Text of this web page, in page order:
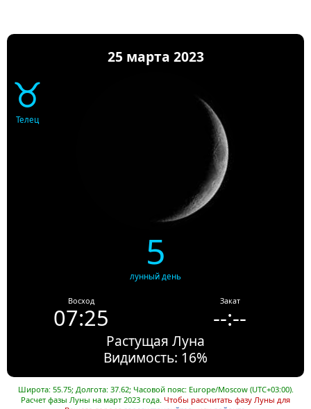
25 марта 2023
♉
Телец
5
лунный день
Восход
07:25
Закат
--:--
Растущая Луна
Видимость: 16%
Широта: 55.75; Долгота: 37.62; Часовой пояс: Europe/Moscow (UTC+03:00).
Расчет фазы Луны на март 2023 года. Чтобы рассчитать фазу Луны для